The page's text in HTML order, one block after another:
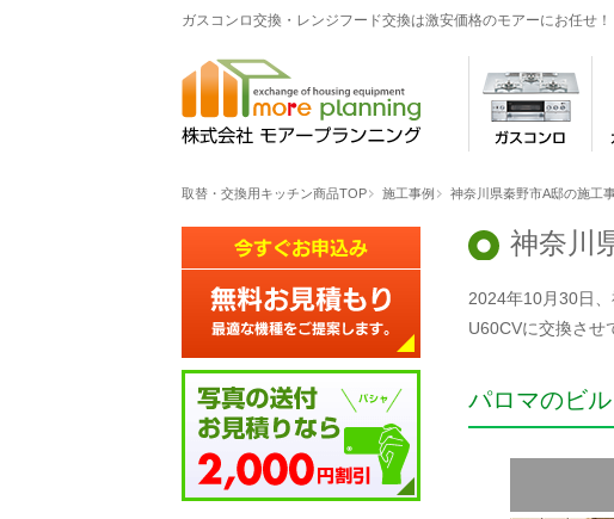
ガスコンロ交換・レンジフード交換は激安価格のモアーにお任せ！
取替・交換用キッチン商品TOP 施工事例 神奈川県秦野市A邸の施工
神奈川
2024年10月30日
U60CVに交換させ
パロマのビ